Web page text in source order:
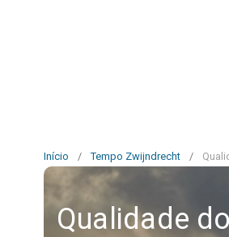
Início / Tempo Zwijndrecht /
Qualidade